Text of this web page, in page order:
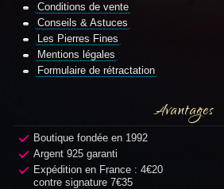
Conditions de vente
Conseils & Astuces
Les Pierres Fines
Mentions légales
Formulaire de rétractation
Avantages
Boutique fondée en 1992
Argent 925 garanti
Expédition en France : 4€20
contre signature 7€35